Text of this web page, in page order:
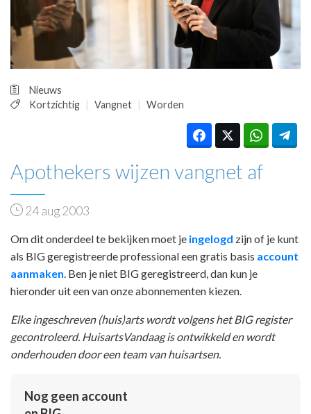
PRAKTIJKZAKEN
TARIEVEN
VPHUISARTSEN
INLOGGEN
Nieuws
Kortzichtig
Vangnet Worden
Apothekers wijzen vangnet af
24 aug 2003
Om dit onderdeel te bekijken moet je ingelogd zijn of je kunt
als BIG geregistreerde professional een gratis basis account
aanmaken . Ben je niet BIG geregistreerd, dan kun je
hieronder uit een van onze abonnementen kiezen.
Elke ingeschreven (huis)arts wordt volgens het BIG register
gecontroleerd. HuisartsVandaag is ontwikkeld en wordt
onderhouden door een team van huisartsen.
Nog geen account